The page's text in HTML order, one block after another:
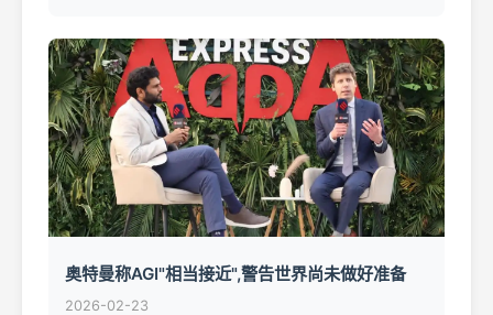
奥特曼称AGI"相当接近",警告世界尚未做好准备
2026-02-23